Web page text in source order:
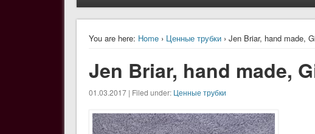
You are here: Home› Ценные трубки› Jen Briar, hand made,
Jen Briar, hand made,
01.03.2017 | Filed under: Ценные трубки